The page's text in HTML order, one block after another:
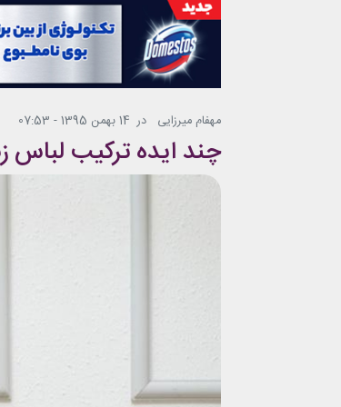
مهفام میرزایی در 14 بهمن 1395 - 07:53
چند ایده ترکیب لباس